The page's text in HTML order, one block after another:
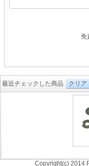
免
最近チェックした商品 クリア
Copyright(c) 2014